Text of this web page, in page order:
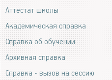
Аттестат школы
Академическая справка
Справка об обучении
Архивная справка
Справка - вызов на сессию